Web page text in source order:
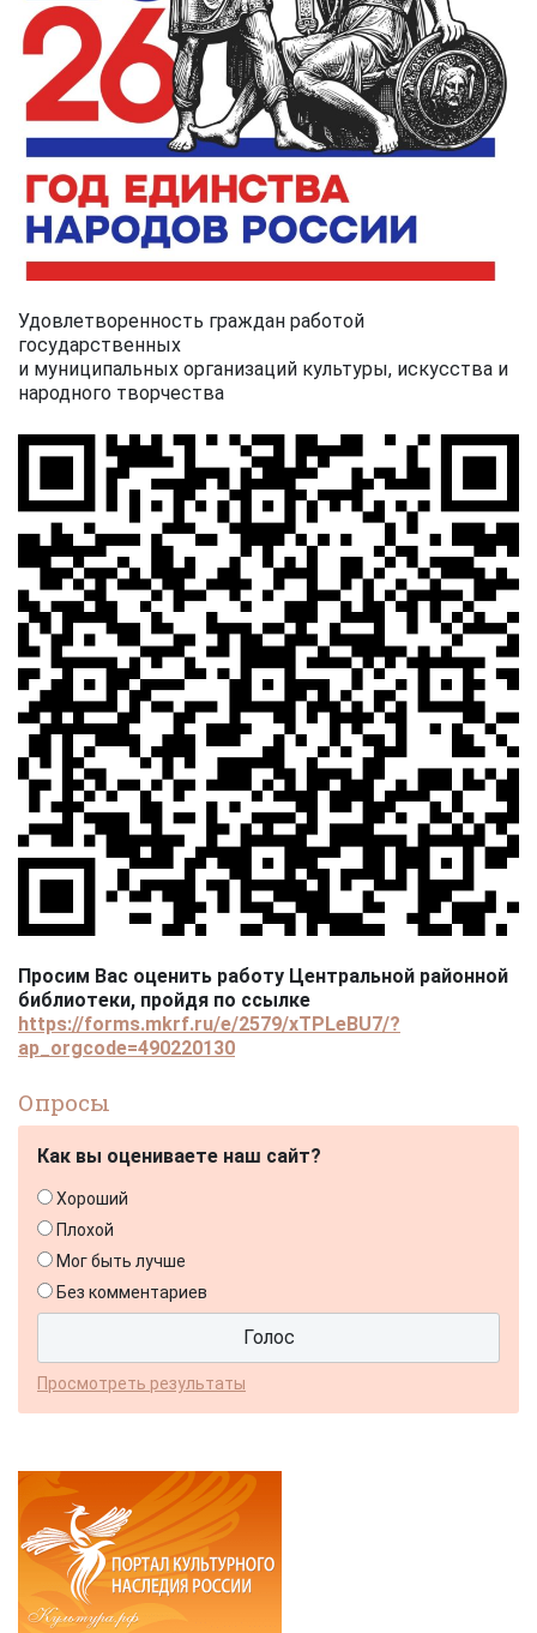
Удовлетворенность граждан работой
государственных
и муниципальных организаций культуры, искусства и
народного творчества
Просим Вас оценить работу Центральной районной
библиотеки, пройдя по ссылке
https://forms.mkrf.ru/e/2579/xTPLeBU7/?
ap_orgcode=490220130
Опросы
Как вы оцениваете наш сайт?
Хороший
Плохой
Мог быть лучше
Без комментариев
Просмотреть результаты